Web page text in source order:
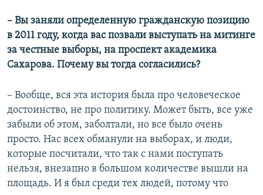
– Вы заняли определенную гражданскую позицию
в 2011 году, когда вас позвали выступать на митинге
за честные выборы, на проспект академика
Сахарова. Почему вы тогда согласились?
– Вообще, вся эта история была про человеческое
достоинство, не про политику. Может быть, все уже
забыли об этом, заболтали, но все было очень
просто. Нас всех обманули на выборах, и люди,
которые посчитали, что так с нами поступать
нельзя, внезапно в большом количестве вышли на
площадь. И я был среди тех людей, потому что